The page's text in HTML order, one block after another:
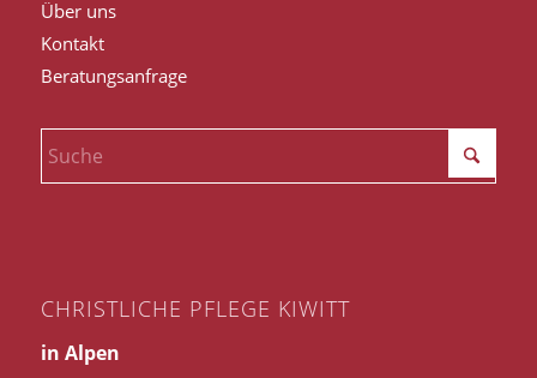
Über uns
Kontakt
Beratungsanfrage
CHRISTLICHE PFLEGE KIWITT
in Alpen